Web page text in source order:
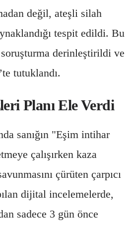
değil, ateşli silah
tespit edildi. Bu
derinleştirildi ve
tutuklandı.
Planı Ele Verdi
sanığın "Eşim intihar
çalışırken kaza
çürüten çarpıcı
dijital incelemelerde,
sadece 3 gün önce